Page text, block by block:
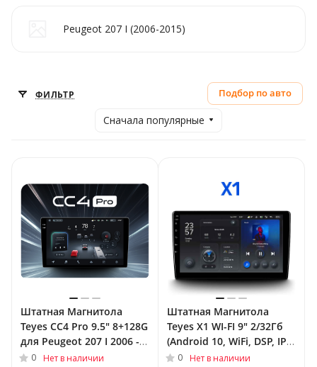
Peugeot 207 I (2006-2015)
ФИЛЬТР Подбор по авто
Сначала популярные
Штатная Магнитола
Teyes CC4 Pro 9.5" 8+128G
для Peugeot 207 I 2006 -
2009
0 Нет в наличии
Штатная Магнитола
Teyes X1 WI-FI 9" 2/32Гб
(Android 10, WiFi, DSP, IPS)
для Peugeot 207 I 2006 -
0 Нет в наличии